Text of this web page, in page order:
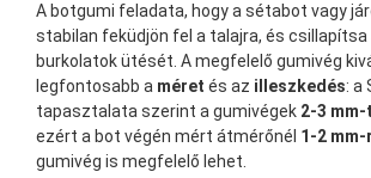
A botgumi feladata, hogy a sétabot vagy
stabilan feküdjön fel a talajra, és csillapítsa
burkolatok ütését. A megfelelő gumivég
legfontosabb a méret és az illeszkedés: a
tapasztalata szerint a gumivégek 2-3
ezért a bot végén mért átmérőnél 1-2
gumivég is megfelelő lehet.